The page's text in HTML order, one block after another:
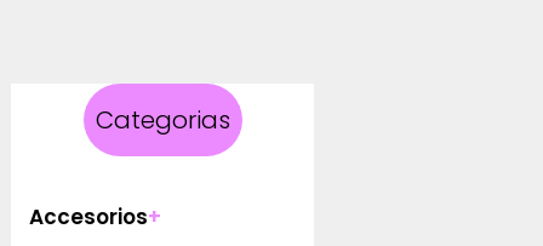
Categorias
Accesorios+